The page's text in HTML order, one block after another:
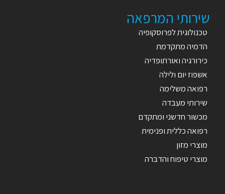
שירותי המרפאה
טכנולוגית לפרוסקופיה
הדמיה מתקדמת
כירורגיה ואורתופדיה
אשפוז יום ולילה
רפואה משלימה
שירותי מעבדה
מכשור חדשני ומתקדם
רפואה כללית ופנימית
מוצרי מזון
מוצרי טיפוח והדברה